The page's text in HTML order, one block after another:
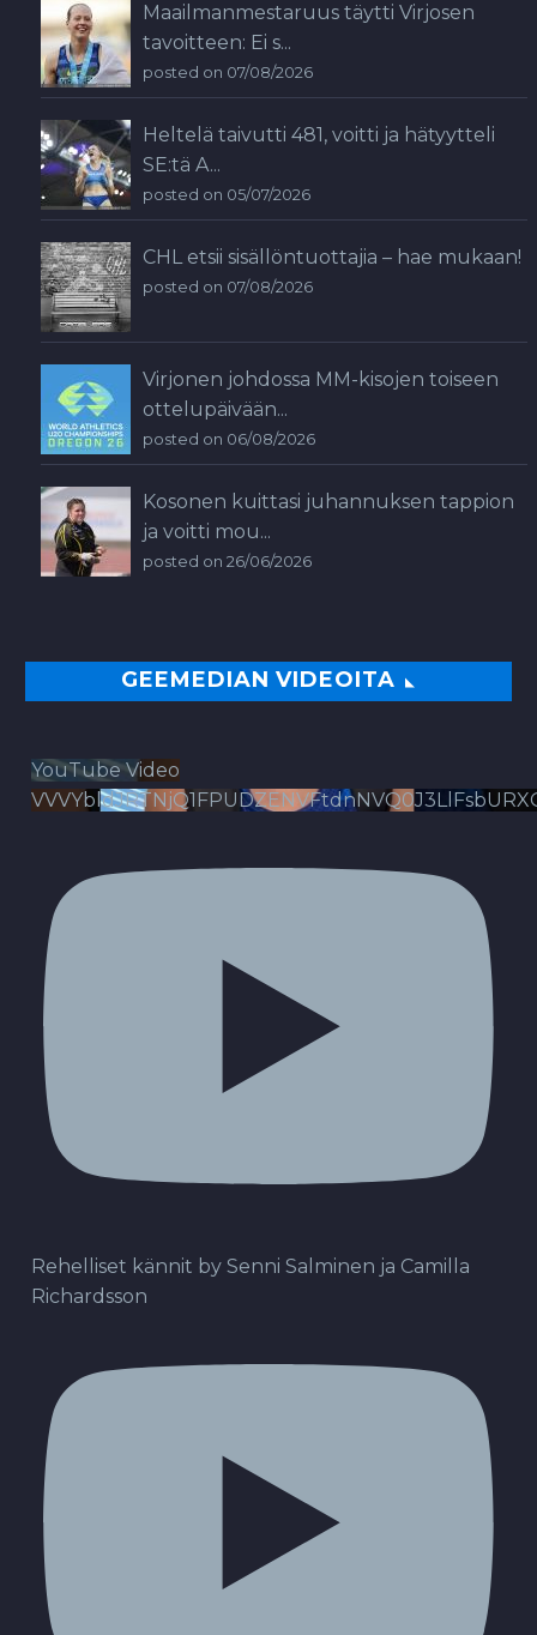
Maailmanmestaruus täytti Virjosen
tavoitteen: Ei s...
posted on 07/08/2026
Heltelä taivutti 481, voitti ja hätyytteli
SE:tä A...
posted on 05/07/2026
CHL etsii sisällöntuottajia – hae mukaan!
posted on 07/08/2026
Virjonen johdossa MM-kisojen toiseen
ottelupäivään...
posted on 06/08/2026
Kosonen kuittasi juhannuksen tappion
ja voitti mou...
posted on 26/06/2026
GEEMEDIAN VIDEOITA
YouTube Video
Rehelliset kännit by Senni Salminen ja Camilla
Richardsson